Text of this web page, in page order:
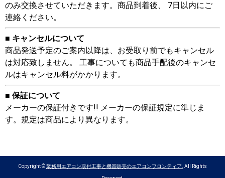
のみ交換させていただきます。商品到着後、 7日以内にご
連絡ください。
■ キャンセルについて
商品発送予定のご案内以降は、お受取り前でもキャンセル
は対応致しません。 工事についても商品手配後のキャンセ
ルはキャンセル料がかかります。
■ 保証について
メーカーの保証付きです!! メーカーの保証規定に準じま
す。規定は商品により異なります。
Copyright ©業務用エアコン取付工事と機器販売のエアコンフロンティア. All Rights